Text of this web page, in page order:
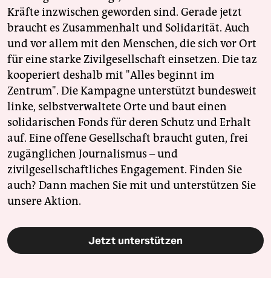
Kräfte inzwischen geworden sind. Gerade jetzt
braucht es Zusammenhalt und Solidarität. Auch
und vor allem mit den Menschen, die sich vor Ort
für eine starke Zivilgesellschaft einsetzen. Die taz
kooperiert deshalb mit "Alles beginnt im
Zentrum". Die Kampagne unterstützt bundesweit
linke, selbstverwaltete Orte und baut einen
solidarischen Fonds für deren Schutz und Erhalt
auf. Eine offene Gesellschaft braucht guten, frei
zugänglichen Journalismus – und
zivilgesellschaftliches Engagement. Finden Sie
auch? Dann machen Sie mit und unterstützen Sie
unsere Aktion.
Jetzt unterstützen